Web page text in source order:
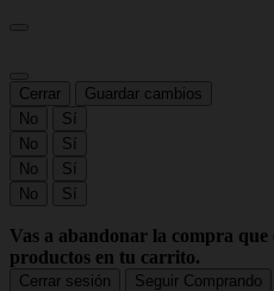
Cerrar
Guardar cambios
No
Sí
No
Sí
No
Sí
No
Sí
Vas a abandonar la compra que
productos en tu carrito.
Cerrar sesión Seguir Comprando